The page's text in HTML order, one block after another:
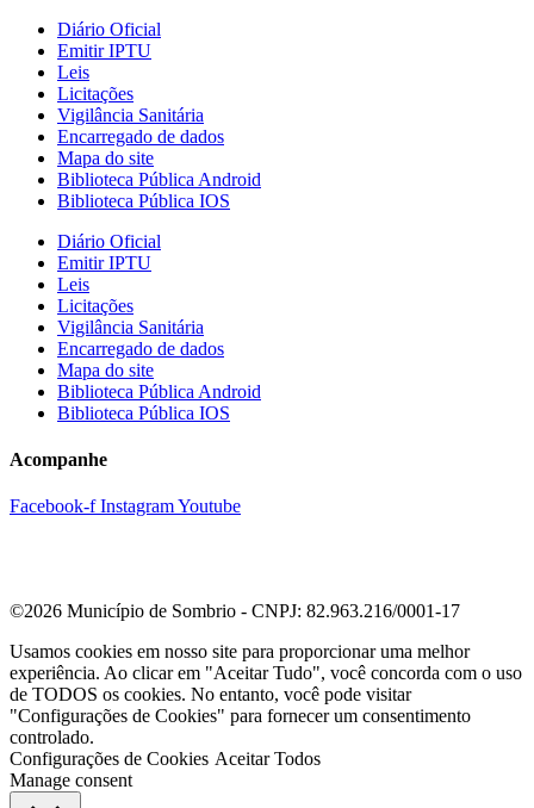
Diário Oficial
Emitir IPTU
Leis
Licitações
Vigilância Sanitária
Encarregado de dados
Mapa do site
Biblioteca Pública Android
Biblioteca Pública IOS
Diário Oficial
Emitir IPTU
Leis
Licitações
Vigilância Sanitária
Encarregado de dados
Mapa do site
Biblioteca Pública Android
Biblioteca Pública IOS
Acompanhe
Facebook-f InstagramYoutube
©2026 Município de Sombrio - CNPJ: 82.963.216/0001-17
Usamos cookies em nosso site para proporcionar uma melhor
experiência. Ao clicar em "Aceitar Tudo", você concorda com o uso
de TODOS os cookies. No entanto, você pode visitar
"Configurações de Cookies" para fornecer um consentimento
controlado.
Configurações de Cookies Aceitar Todos
Manage consent